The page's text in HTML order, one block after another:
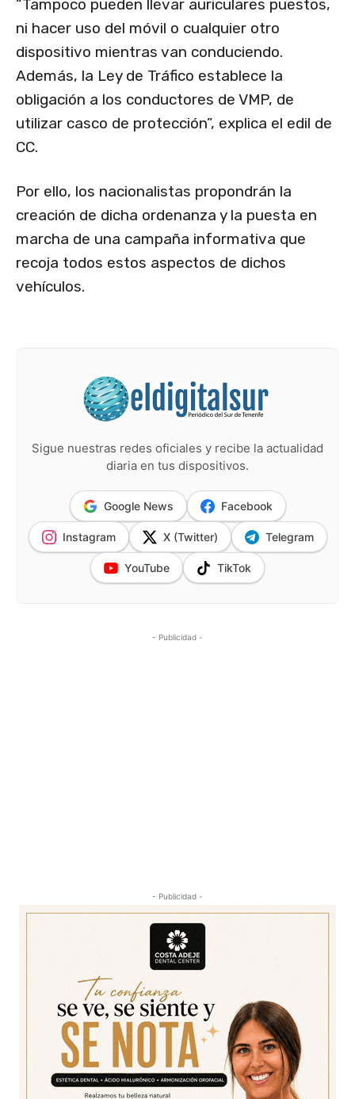
“Tampoco pueden llevar auriculares puestos,
ni hacer uso del móvil o cualquier otro
dispositivo mientras van conduciendo.
Además, la Ley de Tráfico establece la
obligación a los conductores de VMP, de
utilizar casco de protección”, explica el edil de
CC.
Por ello, los nacionalistas propondrán la
creación de dicha ordenanza y la puesta en
marcha de una campaña informativa que
recoja todos estos aspectos de dichos
vehículos.
Sigue nuestras redes oficiales y recibe la actualidad
diaria en tus dispositivos.
Google News Facebook
Instagram X (Twitter) Telegram
YouTube TikTok
- Publicidad -
- Publicidad -